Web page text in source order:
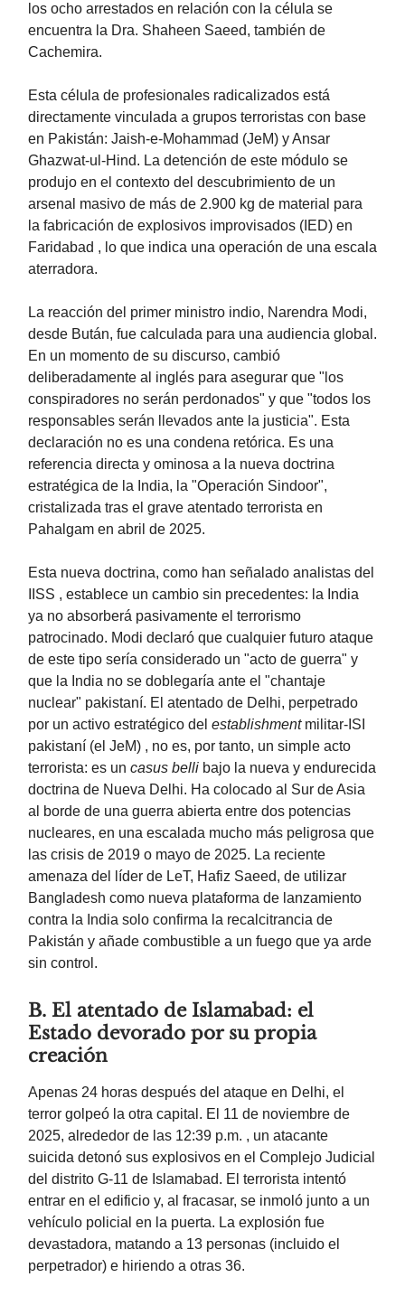
los ocho arrestados en relación con la célula se
encuentra la Dra. Shaheen Saeed, también de
Cachemira.
Esta célula de profesionales radicalizados está
directamente vinculada a grupos terroristas con base
en Pakistán: Jaish-e-Mohammad (JeM) y Ansar
Ghazwat-ul-Hind. La detención de este módulo se
produjo en el contexto del descubrimiento de un
arsenal masivo de más de 2.900 kg de material para
la fabricación de explosivos improvisados (IED) en
Faridabad , lo que indica una operación de una escala
aterradora.
La reacción del primer ministro indio, Narendra Modi,
desde Bután, fue calculada para una audiencia global.
En un momento de su discurso, cambió
deliberadamente al inglés para asegurar que "los
conspiradores no serán perdonados" y que "todos los
responsables serán llevados ante la justicia". Esta
declaración no es una condena retórica. Es una
referencia directa y ominosa a la nueva doctrina
estratégica de la India, la "Operación Sindoor",
cristalizada tras el grave atentado terrorista en
Pahalgam en abril de 2025.
Esta nueva doctrina, como han señalado analistas del
IISS , establece un cambio sin precedentes: la India
ya no absorberá pasivamente el terrorismo
patrocinado. Modi declaró que cualquier futuro ataque
de este tipo sería considerado un "acto de guerra" y
que la India no se doblegaría ante el "chantaje
nuclear" pakistaní. El atentado de Delhi, perpetrado
por un activo estratégico del establishmentmilitar-ISI
pakistaní (el JeM) , no es, por tanto, un simple acto
terrorista: es un casus belli bajo la nueva y endurecida
doctrina de Nueva Delhi. Ha colocado al Sur de Asia
al borde de una guerra abierta entre dos potencias
nucleares, en una escalada mucho más peligrosa que
las crisis de 2019 o mayo de 2025. La reciente
amenaza del líder de LeT, Hafiz Saeed, de utilizar
Bangladesh como nueva plataforma de lanzamiento
contra la India solo confirma la recalcitrancia de
Pakistán y añade combustible a un fuego que ya arde
sin control.
B. El atentado de Islamabad: el
Estado devorado por su propia
creación
Apenas 24 horas después del ataque en Delhi, el
terror golpeó la otra capital. El 11 de noviembre de
2025, alrededor de las 12:39 p.m. , un atacante
suicida detonó sus explosivos en el Complejo Judicial
del distrito G-11 de Islamabad. El terrorista intentó
entrar en el edificio y, al fracasar, se inmoló junto a un
vehículo policial en la puerta. La explosión fue
devastadora, matando a 13 personas (incluido el
perpetrador) e hiriendo a otras 36.